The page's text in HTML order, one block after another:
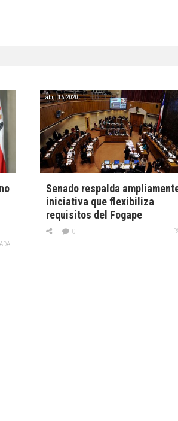
abril 16, 2020
Senado respalda
iniciativa que flexibiliza
requisitos del Fogape
0